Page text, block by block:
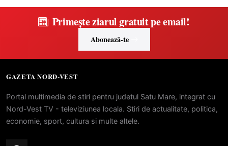
Primește ziarul gratuit pe email!
Abonează-te
GAZETA NORD-VEST
Portal multimedia de stiri pentru judetul Satu Mare, integrat cu
Nord-Vest TV - televiziunea locala. Stiri de actualitate, politica,
economie, sport, cultura si multe altele.